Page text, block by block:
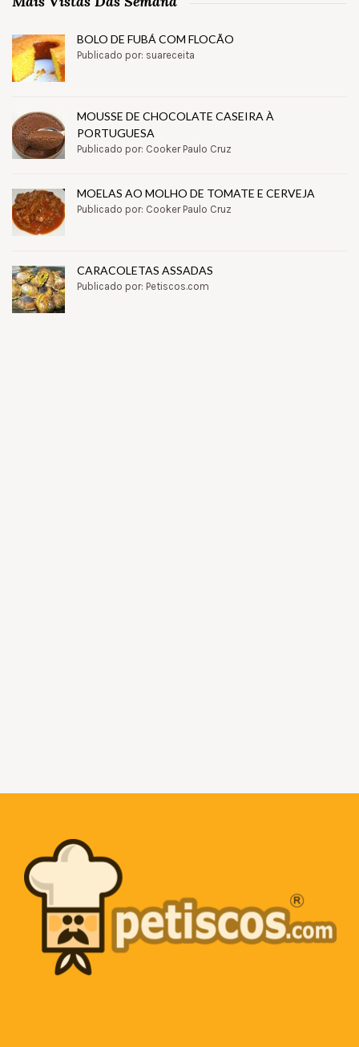
BOLO DE FUBÁ COM FLOCÃO
Publicado por: suareceita
MOUSSE DE CHOCOLATE CASEIRA À
PORTUGUESA
Publicado por: Cooker Paulo Cruz
MOELAS AO MOLHO DE TOMATE E CERVEJA
Publicado por: Cooker Paulo Cruz
CARACOLETAS ASSADAS
Publicado por: Petiscos.com